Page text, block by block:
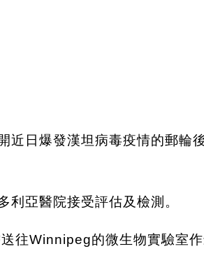
日爆發漢坦病毒疫情的郵輪
亞醫院接受評估及檢測。
往Winnipeg的微生物實驗室作